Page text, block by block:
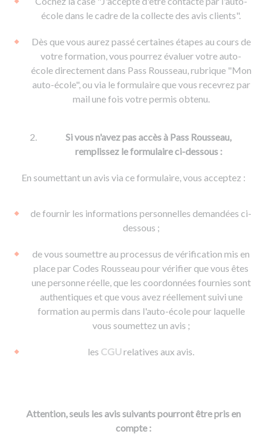
Permis & handicap
De la conduite à moto
Voir tous les supports
Formations pro.
Permis poids lourd
Formation FCO
Formation CACES
Devenir enseignant de la conduite
Ressources
école dans le cadre de la collecte des avis clients".
Dès que vous aurez passé certaines étapes au cours de
votre formation, vous pourrez évaluer votre auto-
école directement dans Pass Rousseau, rubrique "Mon
auto-école", ou via le formulaire que vous recevrez par
mail une fois votre permis obtenu.
Si vous n'avez pas accès à Pass Rousseau,
remplissez le formulaire ci-dessous :
En soumettant un avis via ce formulaire, vous acceptez :
de fournir les informations personnelles demandées ci-
dessous ;
de vous soumettre au processus de vérification mis en
place par Codes Rousseau pour vérifier que vous êtes
une personne réelle, que les coordonnées fournies sont
authentiques et que vous avez réellement suivi une
formation au permis dans l'auto-école pour laquelle
vous soumettez un avis ;
les CGUrelatives aux avis.
Attention, seuls les avis suivants pourront être pris en
compte :